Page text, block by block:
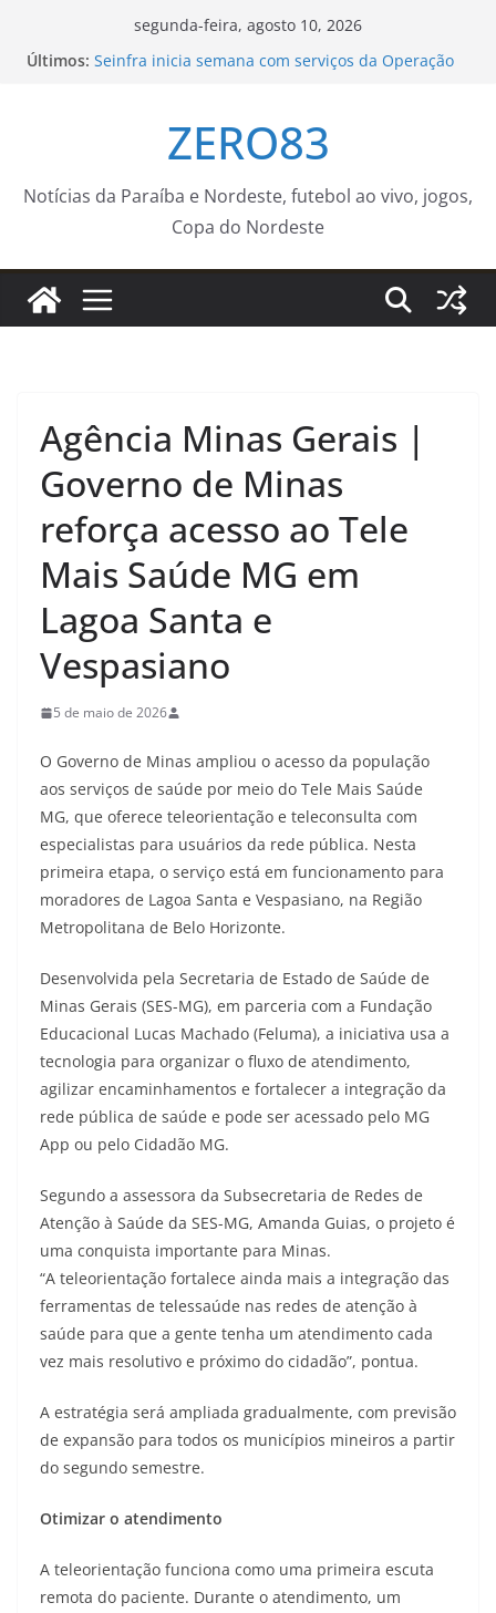
segunda-feira, agosto 10, 2026
Últimos: Seinfra inicia semana com serviços da Operação
amamentação e da vacinação para a saúde das
Prefeitura entrega Academia da Cidade no bairro
dos Bancários e amplia acesso gratuito à
atividade física
ZERO83
Notícias da Paraíba e Nordeste, futebol ao vivo, jogos,
Copa do Nordeste
Agência Minas Gerais |
Governo de Minas
reforça acesso ao Tele
Mais Saúde MG em
Lagoa Santa e
Vespasiano
5 de maio de 2026
O Governo de Minas ampliou o acesso da população
aos serviços de saúde por meio do Tele Mais Saúde
MG, que oferece teleorientação e teleconsulta com
especialistas para usuários da rede pública. Nesta
primeira etapa, o serviço está em funcionamento para
moradores de Lagoa Santa e Vespasiano, na Região
Metropolitana de Belo Horizonte.
Desenvolvida pela Secretaria de Estado de Saúde de
Minas Gerais (SES-MG), em parceria com a Fundação
Educacional Lucas Machado (Feluma), a iniciativa usa a
tecnologia para organizar o fluxo de atendimento,
agilizar encaminhamentos e fortalecer a integração da
rede pública de saúde e pode ser acessado pelo MG
App ou pelo Cidadão MG.
Segundo a assessora da Subsecretaria de Redes de
Atenção à Saúde da SES-MG, Amanda Guias, o projeto é
uma conquista importante para Minas.
“A teleorientação fortalece ainda mais a integração das
ferramentas de telessaúde nas redes de atenção à
saúde para que a gente tenha um atendimento cada
vez mais resolutivo e próximo do cidadão”, pontua.
A estratégia será ampliada gradualmente, com previsão
de expansão para todos os municípios mineiros a partir
do segundo semestre.
Otimizar o atendimento
A teleorientação funciona como uma primeira escuta
remota do paciente. Durante o atendimento, um